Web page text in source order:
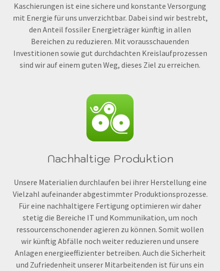
Kaschierungen ist eine sichere und konstante Versorgung
mit Energie für uns unverzichtbar. Dabei sind wir bestrebt,
den Anteil fossiler Energieträger künftig in allen
Bereichen zu reduzieren. Mit vorausschauenden
Investitionen sowie gut durchdachten Kreislaufprozessen
sind wir auf einem guten Weg, dieses Ziel zu erreichen.
Nachhaltige Produktion
Unsere Materialien durchlaufen bei ihrer Herstellung eine
Vielzahl aufeinander abgestimmter Produktionsprozesse.
Für eine nachhaltigere Fertigung optimieren wir daher
stetig die Bereiche IT und Kommunikation, um noch
ressourcenschonender agieren zu können. Somit wollen
wir künftig Abfälle noch weiter reduzieren und unsere
Anlagen energieeffizienter betreiben. Auch die Sicherheit
und Zufriedenheit unserer Mitarbeitenden ist für uns ein